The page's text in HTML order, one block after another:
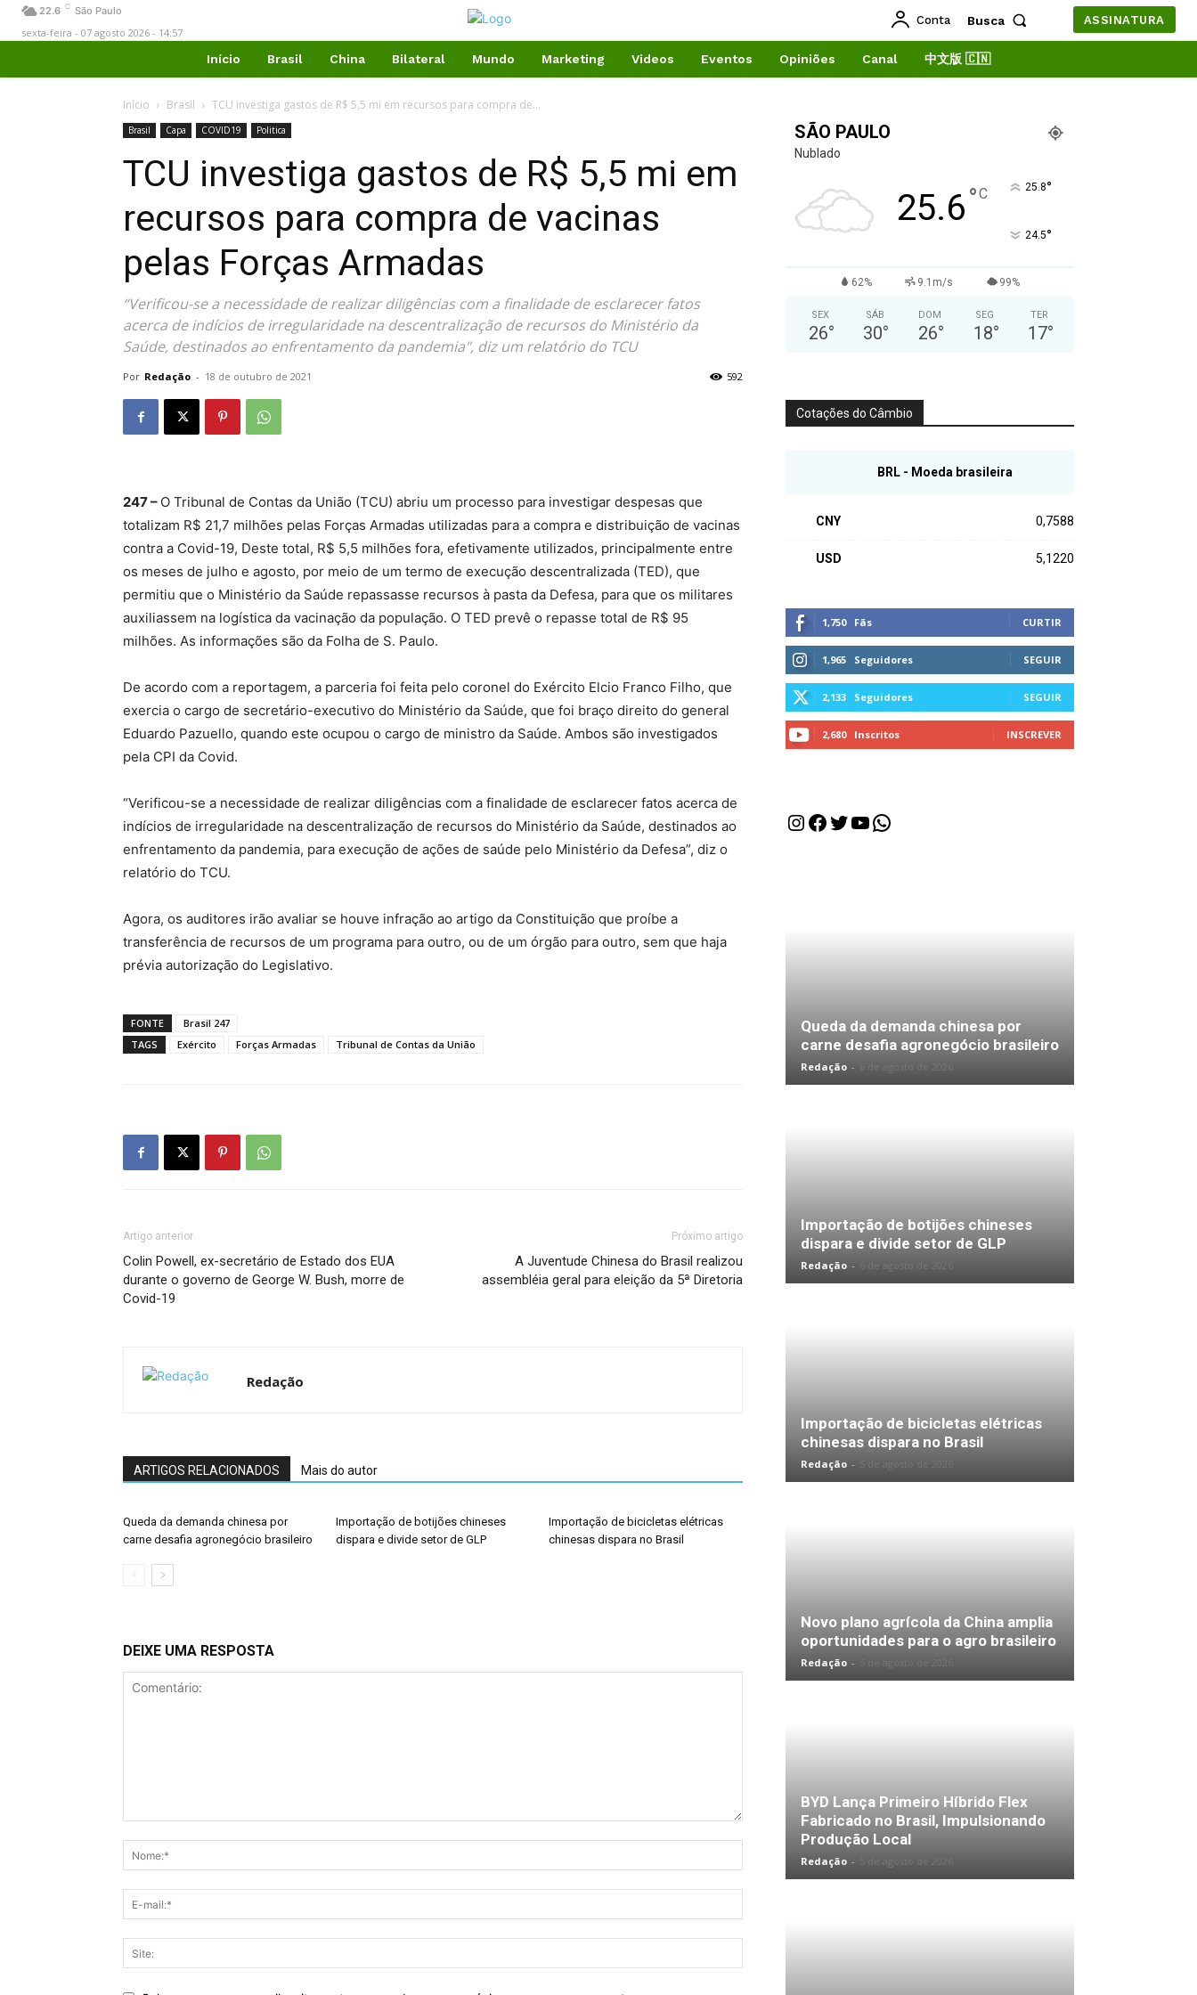
22.6 C São Paulo
sexta-feira - 07 agosto 2026 - 14:57
Conta Busca ASSINATURA
Início Brasil China Bilateral Mundo Marketing Videos Eventos Opiniões Canal 中文版 🇨🇳
Início Brasil TCU investiga gastos de R$ 5,5 mi em recursos para compra de...
Brasil Capa COVID19 Politica
TCU investiga gastos de R$ 5,5 mi em
recursos para compra de vacinas
pelas Forças Armadas
“Verificou-se a necessidade de realizar diligências com a finalidade de esclarecer fatos
acerca de indícios de irregularidade na descentralização de recursos do Ministério da
Saúde, destinados ao enfrentamento da pandemia", diz um relatório do TCU
Por Redação - 18 de outubro de 2021 592
247 – O Tribunal de Contas da União (TCU) abriu um processo para investigar despesas que
totalizam R$ 21,7 milhões pelas Forças Armadas utilizadas para a compra e distribuição de vacinas
contra a Covid-19, Deste total, R$ 5,5 milhões fora, efetivamente utilizados, principalmente entre
os meses de julho e agosto, por meio de um termo de execução descentralizada (TED), que
permitiu que o Ministério da Saúde repassasse recursos à pasta da Defesa, para que os militares
auxiliassem na logística da vacinação da população. O TED prevê o repasse total de R$ 95
milhões. As informações são da Folha de S. Paulo.
De acordo com a reportagem, a parceria foi feita pelo coronel do Exército Elcio Franco Filho, que
exercia o cargo de secretário-executivo do Ministério da Saúde, que foi braço direito do general
Eduardo Pazuello, quando este ocupou o cargo de ministro da Saúde. Ambos são investigados
pela CPI da Covid.
“Verificou-se a necessidade de realizar diligências com a finalidade de esclarecer fatos acerca de
indícios de irregularidade na descentralização de recursos do Ministério da Saúde, destinados ao
enfrentamento da pandemia, para execução de ações de saúde pelo Ministério da Defesa”, diz o
relatório do TCU.
Agora, os auditores irão avaliar se houve infração ao artigo da Constituição que proíbe a
transferência de recursos de um programa para outro, ou de um órgão para outro, sem que haja
prévia autorização do Legislativo.
FONTE
Brasil 247
TAGS
Exército Forças Armadas Tribunal de Contas da União
Artigo anterior
Colin Powell, ex-secretário de Estado dos EUA
durante o governo de George W. Bush, morre de
Covid-19
Próximo artigo
A Juventude Chinesa do Brasil realizou
assembléia geral para eleição da 5ª Diretoria
Redação
ARTIGOS RELACIONADOS Mais do autor
Queda da demanda chinesa por
carne desafia agronegócio brasileiro
Importação de botijões chineses
dispara e divide setor de GLP
Importação de bicicletas elétricas
chinesas dispara no Brasil
DEIXE UMA RESPOSTA
SÃO PAULO
Nublado
25.6°C 25.8°
24.5°
62% 9.1m/s 99%
SEX
26°
SÁB
30°
DOM
26°
SEG
18°
TER
17°
Cotações do Câmbio
BRL - Moeda brasileira
CNY 0,7588
USD 5,1220
1,750 Fãs CURTIR
1,965 Seguidores SEGUIR
2,133 Seguidores SEGUIR
2,680 Inscritos INSCREVER
Instagram
Facebook
Twitter
Youtube
WhatsApp
Queda da demanda chinesa por
carne desafia agronegócio brasileiro
Redação -
Importação de botijões chineses
dispara e divide setor de GLP
Redação -
Importação de bicicletas elétricas
chinesas dispara no Brasil
Redação -
Novo plano agrícola da China amplia
oportunidades para o agro brasileiro
Redação -
BYD Lança Primeiro Híbrido Flex
Fabricado no Brasil, Impulsionando
Produção Local
Redação -